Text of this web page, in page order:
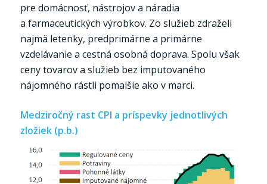
pre domácnosť, nástrojov a náradia
a farmaceutických výrobkov. Zo služieb zdraželi
najmä letenky, predprimárne a primárne
vzdelávanie a cestná osobná doprava. Spolu však
ceny tovarov a služieb bez imputovaného
nájomného rástli pomalšie ako v marci.
Medziročný rast CPI a príspevky jednotlivých
zložiek (p.b.)